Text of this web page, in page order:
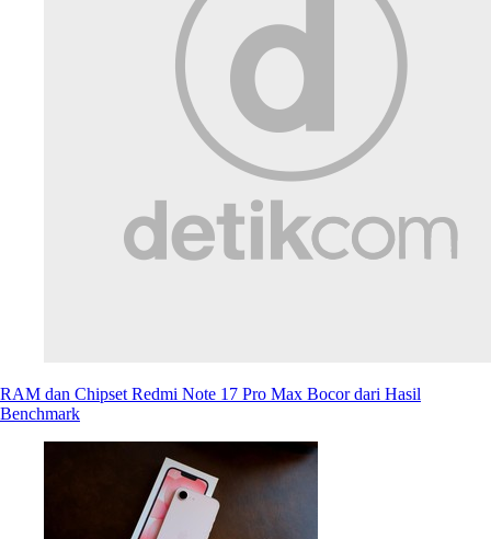
RAM dan Chipset Redmi Note 17 Pro Max Bocor dari Hasil
Benchmark